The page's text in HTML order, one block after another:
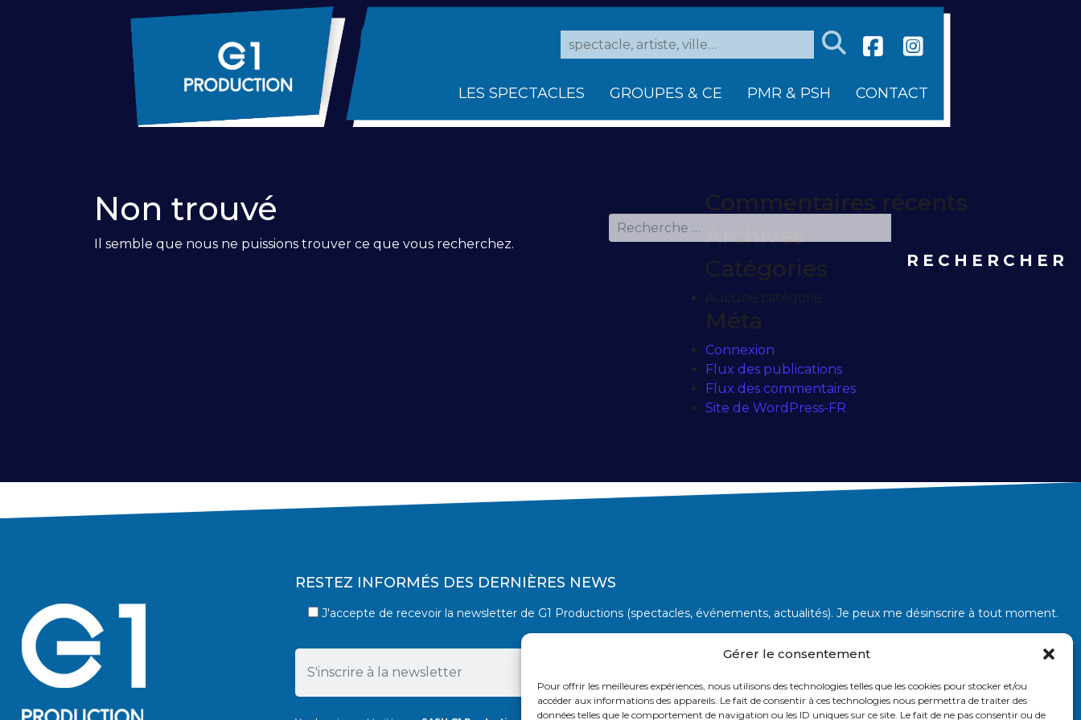
Gérer le consentement
Pour offrir les meilleures expériences, nous utilisons des technologies telles que les cookies pour stocker et/ou
accéder aux informations des appareils. Le fait de consentir à ces technologies nous permettra de traiter des
données telles que le comportement de navigation ou les ID uniques sur ce site. Le fait de ne pas consentir ou de
Search for:
LES SPECTACLES GROUPES & CE PMR & PSH CONTACT
Non trouvé
Il semble que nous ne puissions trouver ce que vous recherchez.
Rechercher
Commentaires récents
Archives
Catégories
Aucune catégorie
Méta
Connexion
Flux des publications
Flux des commentaires
Site de WordPress-FR
RESTEZ INFORMÉS DES DERNIÈRES NEWS
J'accepte de recevoir la newsletter de G1 Productions (spectacles, événements, actualités). Je peux me désinscrire à tout moment.